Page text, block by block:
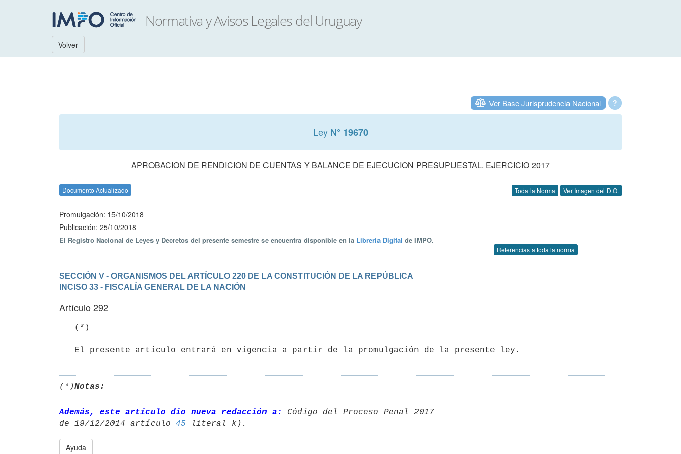
Volver
?
Ver Base Jurisprudencia Nacional
Ley N° 19670
APROBACION DE RENDICION DE CUENTAS Y BALANCE DE EJECUCION PRESUPUESTAL. EJERCICIO 2017
Documento Actualizado Toda la Norma Ver Imagen del D.O.
Promulgación: 15/10/2018
Publicación: 25/10/2018
El Registro Nacional de Leyes y Decretos del presente semestre se encuentra disponible en la Librería Digital de IMPO.
Referencias a toda la norma
SECCIÓN V - ORGANISMOS DEL ARTÍCULO 220 DE LA CONSTITUCIÓN DE LA REPÚBLICA
INCISO 33 - FISCALÍA GENERAL DE LA NACIÓN
Artículo 292
   El presente artículo entrará en vigencia a partir de la promulgación de la presente ley.
(*)Notas:
Además, este artículo dio nueva redacción a:
Código del Proceso Penal 2017
de 19/12/2014 artículo 45
Ayuda